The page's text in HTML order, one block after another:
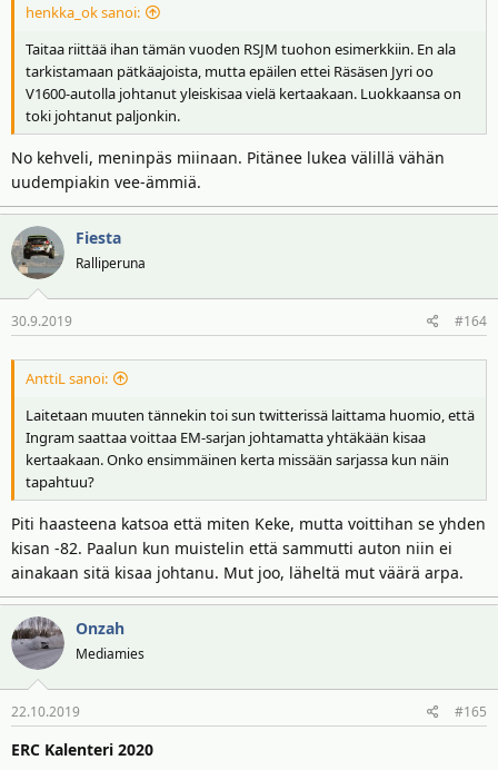
henkka_ok sanoi:
Taitaa riittää ihan tämän vuoden RSJM tuohon esimerkkiin. En ala
tarkistamaan pätkäajoista, mutta epäilen ettei Räsäsen Jyri oo
V1600-autolla johtanut yleiskisaa vielä kertaakaan. Luokkaansa on
toki johtanut paljonkin.
No kehveli, meninpäs miinaan. Pitänee lukea välillä vähän
uudempiakin vee-ämmiä.
Fiesta
Ralliperuna
30.9.2019 #164
AnttiL sanoi:
Laitetaan muuten tännekin toi sun twitterissä laittama huomio, että
Ingram saattaa voittaa EM-sarjan johtamatta yhtäkään kisaa
kertaakaan. Onko ensimmäinen kerta missään sarjassa kun näin
tapahtuu?
Piti haasteena katsoa että miten Keke, mutta voittihan se yhden
kisan -82. Paalun kun muistelin että sammutti auton niin ei
ainakaan sitä kisaa johtanu. Mut joo, läheltä mut väärä arpa.
Onzah
Mediamies
22.10.2019 #165
ERC Kalenteri 2020